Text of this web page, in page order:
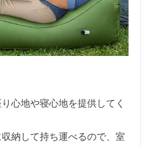
心地や寝心地を提供してく
納して持ち運べるので、室